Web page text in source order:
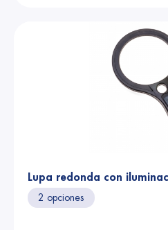
Lupa redonda con
2 opciones